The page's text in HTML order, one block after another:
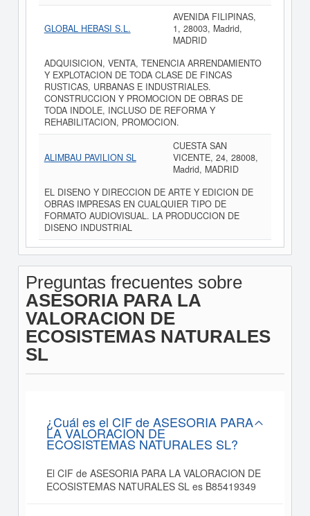
GLOBAL HEBASI S.L.
AVENIDA FILIPINAS,
1, 28003, Madrid,
MADRID
ADQUISICION, VENTA, TENENCIA ARRENDAMIENTO
Y EXPLOTACION DE TODA CLASE DE FINCAS
RUSTICAS, URBANAS E INDUSTRIALES.
CONSTRUCCION Y PROMOCION DE OBRAS DE
TODA INDOLE, INCLUSO DE REFORMA Y
REHABILITACION, PROMOCION.
ALIMBAU PAVILION SL
CUESTA SAN
VICENTE, 24, 28008,
Madrid, MADRID
EL DISENO Y DIRECCION DE ARTE Y EDICION DE
OBRAS IMPRESAS EN CUALQUIER TIPO DE
FORMATO AUDIOVISUAL. LA PRODUCCION DE
DISENO INDUSTRIAL
Preguntas frecuentes sobre
ASESORIA PARA LA
VALORACION DE
ECOSISTEMAS NATURALES
SL
¿Cuál es el CIF de ASESORIA PARA
LA VALORACION DE
ECOSISTEMAS NATURALES SL?
El CIF de ASESORIA PARA LA VALORACION DE
ECOSISTEMAS NATURALES SL es B85419349